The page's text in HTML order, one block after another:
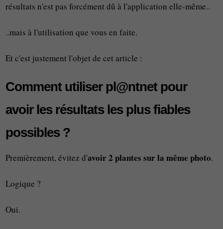
résultats n'est pas forcément dû à l'application elle-même..
..mais à l'utilisation que vous en faite.
Et c'est justement l'objet de cet article :
Comment utiliser pl@ntnet pour
avoir les résultats les plus fiables
possibles ?
Premièrement, évitez d'avoir 2 plantes sur la même photo.
Logique ?
Oui.